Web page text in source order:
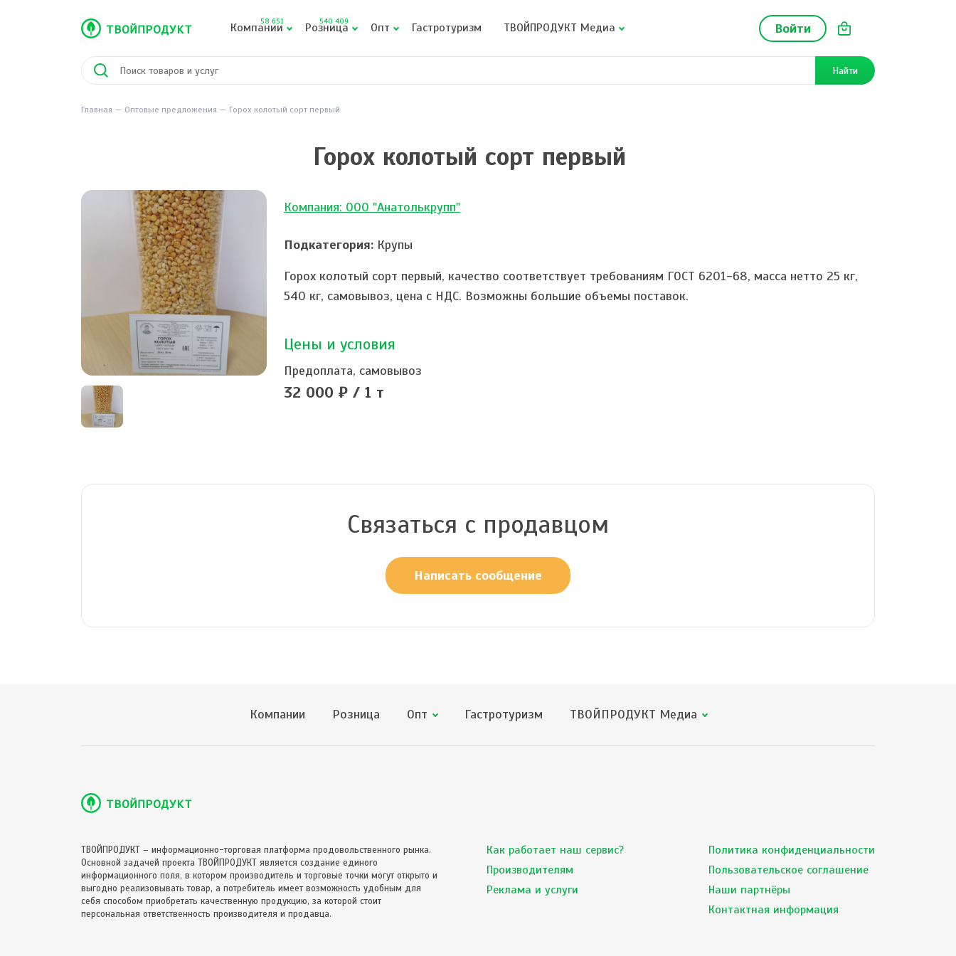
Войти
Компании
58 651 Розница
540 409 Опт Гастротуризм ТВОЙПРОДУКТ Медиа
Найти
Главная Оптовые предложения Горох колотый сорт первый
Горох колотый сорт первый
Компания: ООО "Анатолькрупп"
Подкатегория: Крупы
Горох колотый сорт первый, качество соответствует требованиям ГОСТ 6201-68, масса нетто 25 кг,
540 кг, самовывоз, цена с НДС. Возможны большие объемы поставок.
Цены и условия
Предоплата, самовывоз
32 000 ₽ / 1 т
Связаться с продавцом
Написать сообщение
Компании Розница Опт Гастротуризм ТВОЙПРОДУКТ Медиа
ТВОЙПРОДУКТ – информационно-торговая платформа продовольственного рынка.
Основной задачей проекта ТВОЙПРОДУКТ является создание единого
информационного поля, в котором производитель и торговые точки могут открыто и
выгодно реализовывать товар, а потребитель имеет возможность удобным для
себя способом приобретать качественную продукцию, за которой стоит
персональная ответственность производителя и продавца.
Как работает наш сервис?
Производителям
Реклама и услуги
Политика конфиденциальности
Пользовательское соглашение
Наши партнёры
Контактная информация